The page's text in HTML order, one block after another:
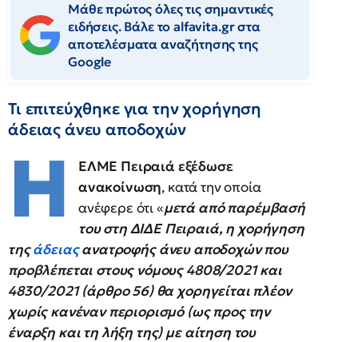
Μάθε πρώτος όλες τις σημαντικές
ειδήσεις. Βάλε το alfavita.gr στα
αποτελέσματα αναζήτησης της
Google
Τι επιτεύχθηκε για την χορήγηση
άδειας άνευ αποδοχών
Η
ΕΛΜΕ Πειραιά εξέδωσε
ανακοίνωση, κατά την οποία
ανέφερε ότι «μετά από παρέμβασή
του στη ΔΙΔΕ Πειραιά, η χορήγηση
τηςάδειαςανατροφής άνευ αποδοχών που
προβλέπεται στους νόμους 4808/2021 και
4830/2021 (άρθρο 56) θα χορηγείται πλέον
χωρίς κανέναν περιορισμό (ως προς την
έναρξη και τη λήξη της) με αίτηση του